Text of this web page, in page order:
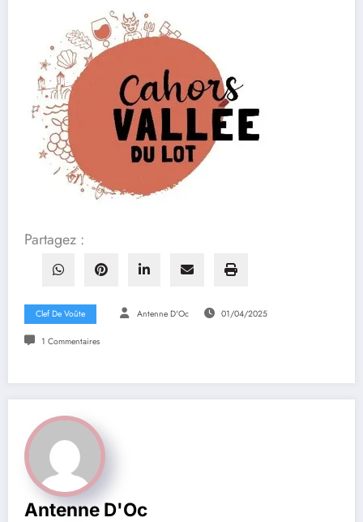
Partagez :
Clef De Voûte Antenne D'Oc 01/04/2025
1 Commentaires
Antenne D'Oc